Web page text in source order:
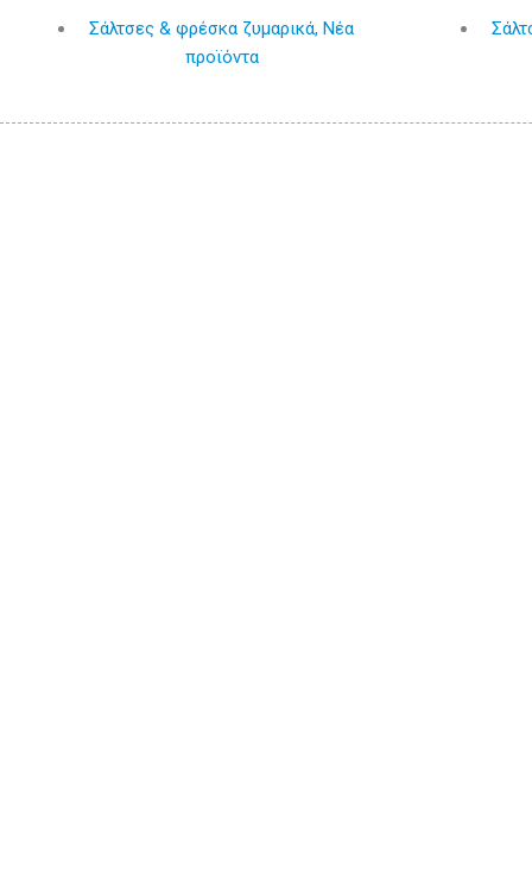
Σάλτσες & φρέσκα ζυμαρικά, Νέα
προϊόντα